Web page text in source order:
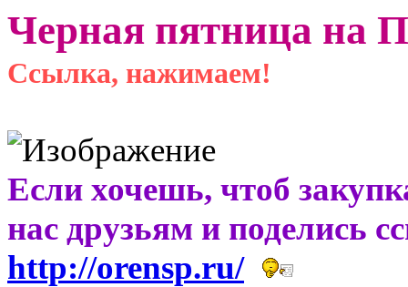
Черная пятница на
Ссылка, нажимаем!
Если хочешь, чтоб
нас друзьям и поделись
http://orensp.ru/